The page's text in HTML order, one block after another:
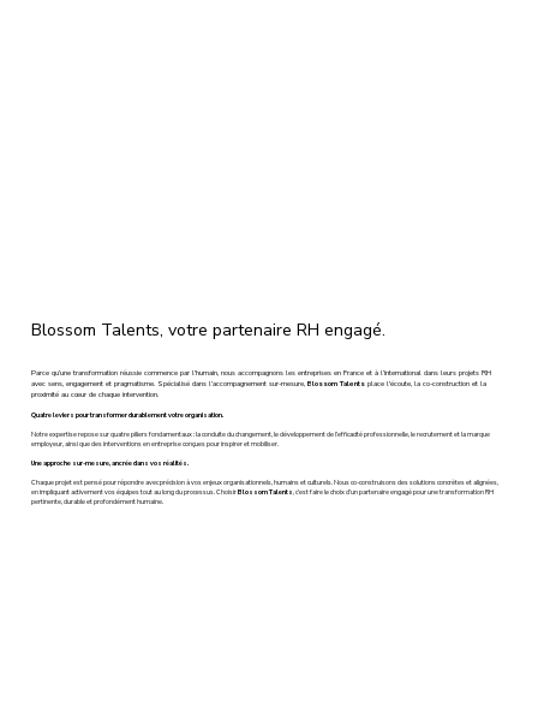
Blossom Talents, votre partenaire RH engagé.
Parce qu’une transformation réussie commence par l’humain, nous accompagnons les entreprises en France et à l’international dans leurs projets RH
avec sens, engagement et pragmatisme. Spécialisé dans l’accompagnement sur-mesure,Blossom Talents place l'écoute, la co-construction et la
proximité au cœur de chaque intervention.
Quatre leviers pour transformer durablement votre organisation.
Notre expertise repose sur quatre piliers fondamentaux : la conduite du changement, le développement de l’efficacité professionnelle, le recrutement et la marque
employeur, ainsi que des interventions en entreprise conçues pour inspirer et mobiliser.
Une approche sur-mesure, ancrée dans vos réalités.
Chaque projet est pensé pour répondre avec précision à vos enjeux organisationnels, humains et culturels. Nous co-construisons des solutions concrètes et alignées,
en impliquant activement vos équipes tout au long du processus. Choisir Blossom Talents, c’est faire le choix d’un partenaire engagé pour une transformation RH
pertinente, durable et profondément humaine.